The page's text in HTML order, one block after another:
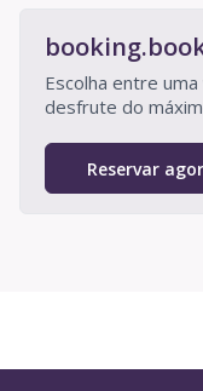
Escolha entre
desfrute do
Reservar